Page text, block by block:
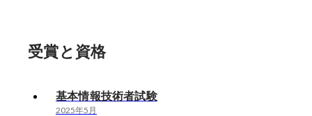
受賞と資格
基本情報技術者試験
2025年5月